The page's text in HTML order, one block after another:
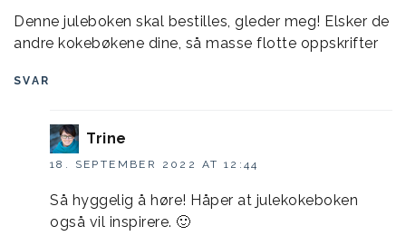
Denne juleboken skal bestilles, gleder meg! Elsker de
andre kokebøkene dine, så masse flotte oppskrifter
SVAR
Trine
18. SEPTEMBER 2022 AT 12:44
Så hyggelig å høre! Håper at julekokeboken
også vil inspirere. 🙂